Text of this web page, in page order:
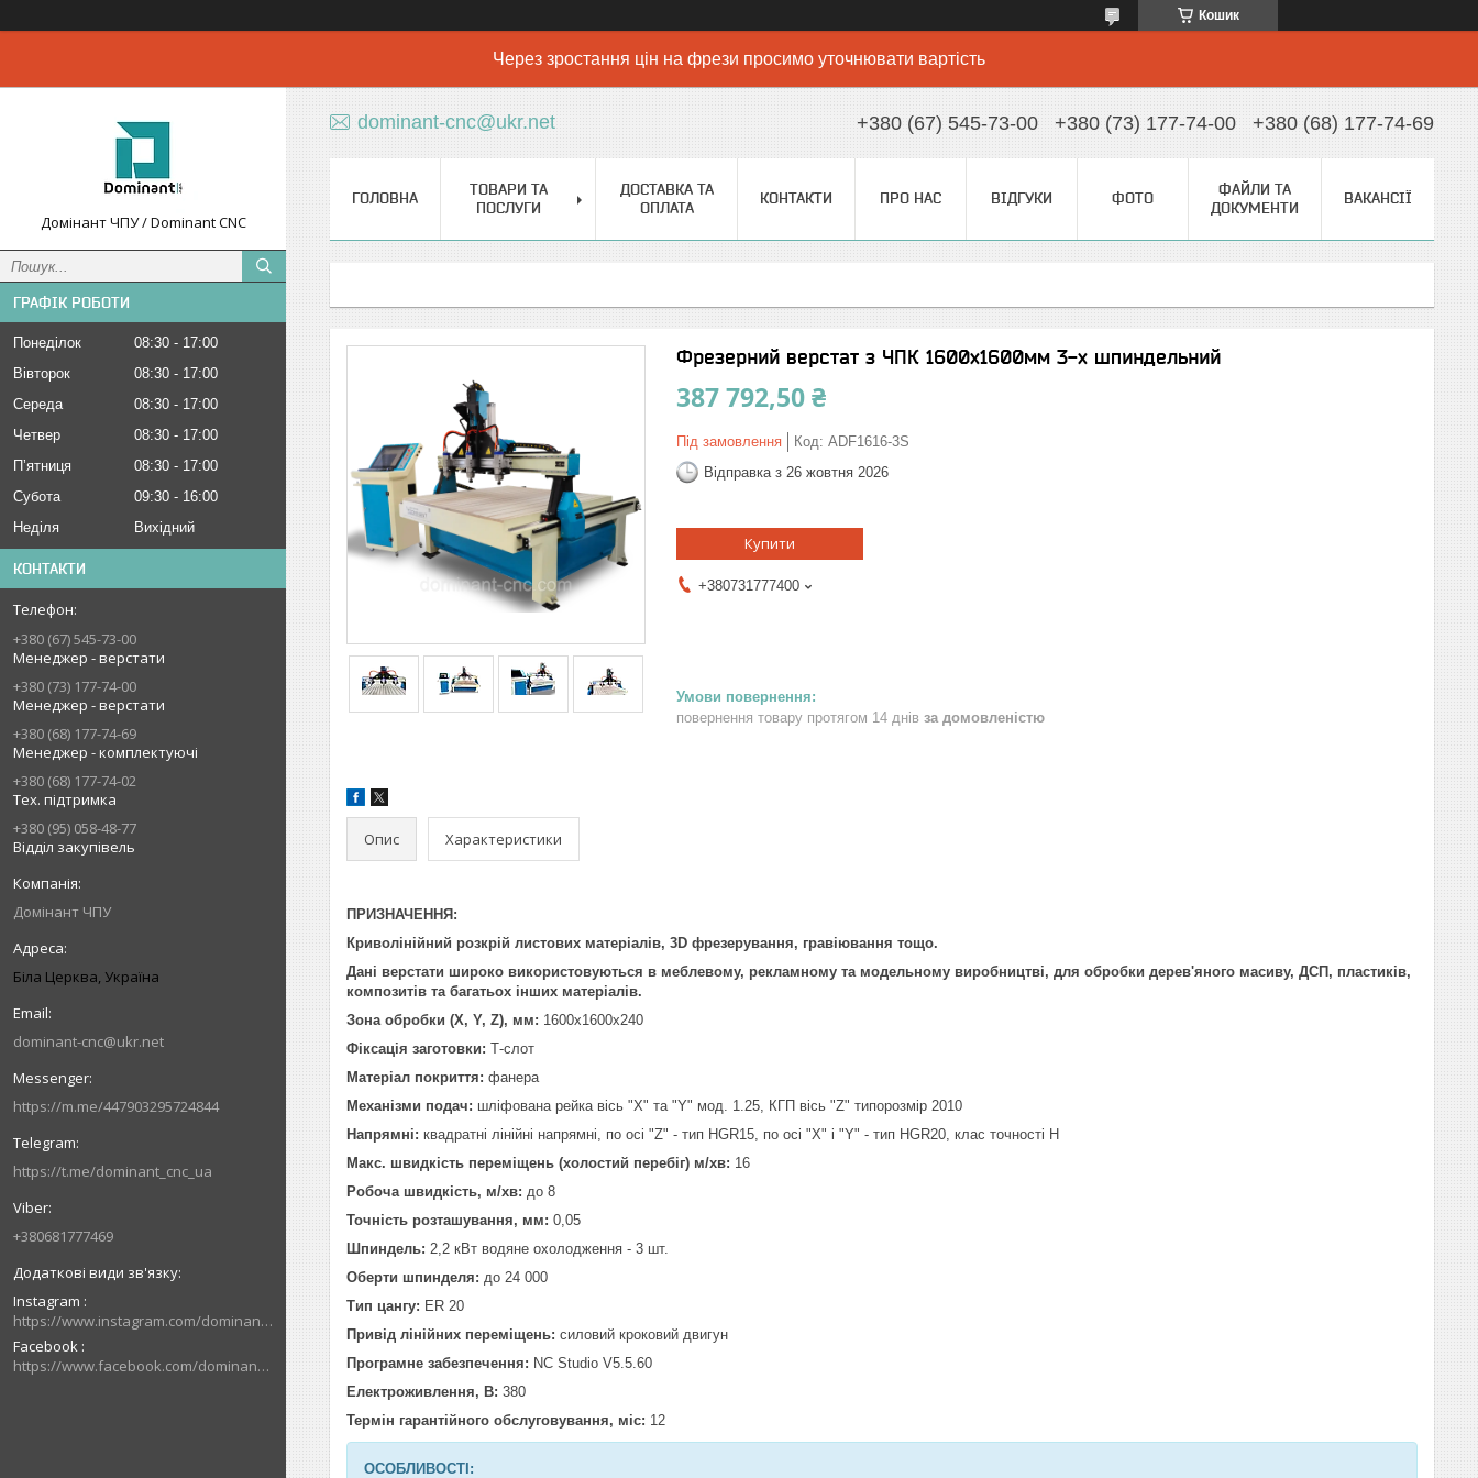
Кошик
Через зростання цін на фрези просимо уточнювати вартість
Домінант ЧПУ / Dominant CNC
ГРАФІК РОБОТИ
Понеділок 08:30
17:00
Вівторок
08:30
17:00
Середа
08:30
17:00
Четвер
08:30
17:00
Пʼятниця
08:30
17:00
Субота
09:30
16:00
Неділя
Вихідний
КОНТАКТИ
+380 (67) 545-73-00
Менеджер - верстати
+380 (73) 177-74-00
Менеджер - верстати
+380 (68) 177-74-69
Менеджер - комплектуючі
+380 (68) 177-74-02
Тех. підтримка
+380 (95) 058-48-77
Відділ закупівель
Домінант ЧПУ
Біла Церква, Україна
dominant-cnc@ukr.net
https://m.me/447903295724844
https://t.me/dominant_cnc_ua
+380681777469
Instagram
https://www.instagram.com/dominant_cnc
Facebook
https://www.facebook.com/dominantcnc
dominant-cnc@ukr.net +380 (67) 545-73-00 +380 (73) 177-74-00 +380 (68) 177-74-69
ГОЛОВНА
ТОВАРИ ТА
ПОСЛУГИ
ДОСТАВКА ТА
ОПЛАТА
КОНТАКТИ ПРО НАС ВІДГУКИ ФОТО
ФАЙЛИ ТА
ДОКУМЕНТИ
ВАКАНСІЇ
Фрезерний верстат з ЧПК 1600х1600мм 3-х шпиндельний
387 792,50 ₴
Під замовлення Код: ADF1616-3S
Відправка з 26 жовтня 2026
Купити
+380731777400
повернення товару протягом 14 днів за домовленістю
Опис Характеристики
ПРИЗНАЧЕННЯ:
Криволінійний розкрій листових матеріалів, 3D фрезерування, гравіювання тощо.
Дані верстати широко використовуються в меблевому, рекламному та модельному виробництві, для обробки дерев'яного масиву, ДСП, пластиків,
композитів та багатьох інших матеріалів.
Зона обробки (X, Y, Z), мм: 1600х1600х240
Фіксація заготовки: Т-слот
Матеріал покриття: фанера
Механізми подач: шліфована рейка вісь "X" та "Y" мод. 1.25, КГП вісь "Z" типорозмір 2010
Напрямні: квадратні лінійні напрямні, по осі "Z" - тип HGR15, по осі "X" і "Y" - тип HGR20, клас точності Н
Макс. швидкість переміщень (холостий перебіг) м/хв: 16
Робоча швидкість, м/хв: до 8
Точність розташування, мм: 0,05
Шпиндель: 2,2 кВт водяне охолодження - 3 шт.
Оберти шпинделя: до 24 000
Тип цангу: ER 20
Привід лінійних переміщень: силовий кроковий двигун
Програмне забезпечення: NC Studio V5.5.60
Електроживлення, В: 380
Термін гарантійного обслуговування, міс: 12
ОСОБЛИВОСТІ: